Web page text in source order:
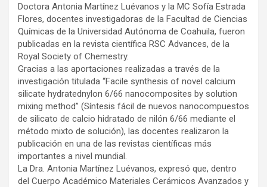
Doctora Antonia Martínez Luévanos y la MC Sofía Estrada
Flores, docentes investigadoras de la Facultad de Ciencias
Químicas de la Universidad Autónoma de Coahuila, fueron
publicadas en la revista científica RSC Advances, de la
Royal Society of Chemestry.
Gracias a las aportaciones realizadas a través de la
investigación titulada “Facile synthesis of novel calcium
silicate hydratednylon 6/66 nanocomposites by solution
mixing method” (Síntesis fácil de nuevos nanocompuestos
de silicato de calcio hidratado de nilón 6/66 mediante el
método mixto de solución), las docentes realizaron la
publicación en una de las revistas científicas más
importantes a nivel mundial.
La Dra. Antonia Martínez Luévanos, expresó que, dentro
del Cuerpo Académico Materiales Cerámicos Avanzados y